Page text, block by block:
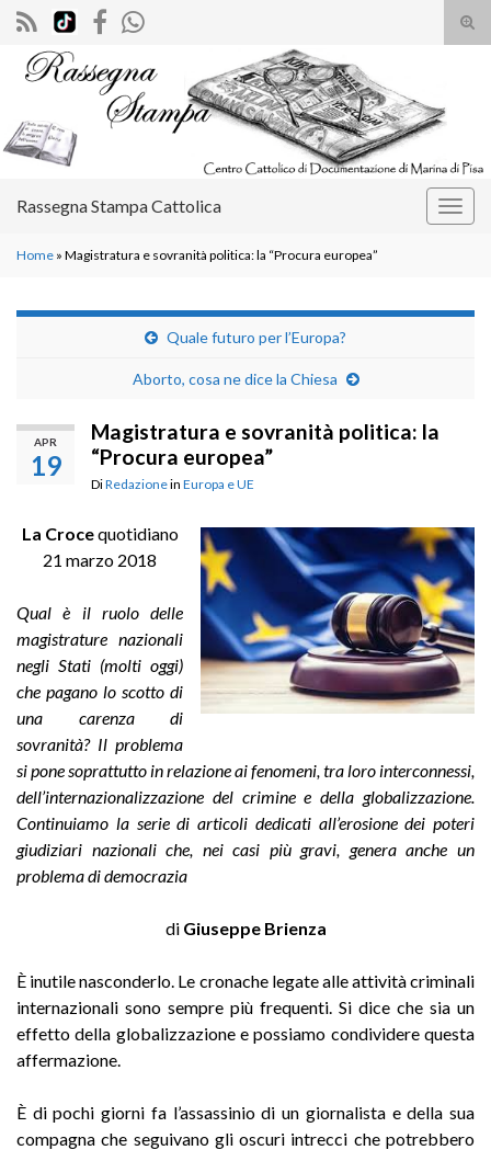
il
Search for:
Rassegna Stampa Cattolica
Home » Magistratura e sovranità politica: la “Procura europea”
Quale futuro per l’Europa?
Aborto, cosa ne dice la Chiesa
APR
19
Magistratura e sovranità politica: la
“Procura europea”
DiRedazionein Europa e UE
La Crocequotidiano
21 marzo 2018
Qual è il ruolo delle
magistrature nazionali
negli Stati (molti oggi)
che pagano lo scotto di
una carenza di
sovranità? Il problema
si pone soprattutto in relazione ai fenomeni, tra loro interconnessi,
dell’internazionalizzazione del crimine e della globalizzazione.
Continuiamo la serie di articoli dedicati all’erosione dei poteri
giudiziari nazionali che, nei casi più gravi, genera anche un
problema di democrazia
di Giuseppe Brienza
È inutile nasconderlo. Le cronache legate alle attività criminali
internazionali sono sempre più frequenti. Si dice che sia un
effetto della globalizzazione e possiamo condividere questa
affermazione.
È di pochi giorni fa l’assassinio di un giornalista e della sua
compagna che seguivano gli oscuri intrecci che potrebbero